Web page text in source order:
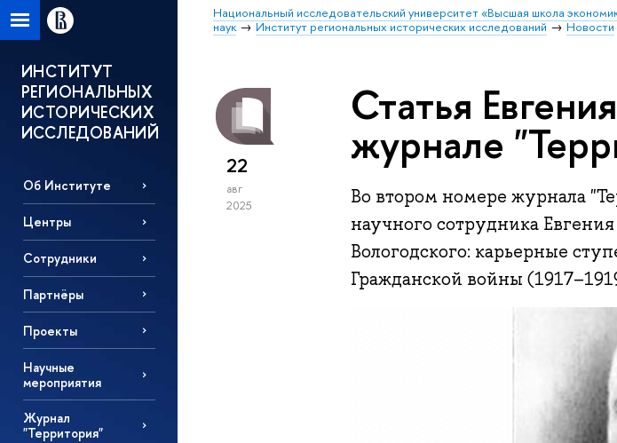
Национальный исследовательский университет «Высшая школа
наук
Институт региональных исторических исследований Новости
ИНСТИТУТ
РЕГИОНАЛЬНЫХ
ИСТОРИЧЕСКИХ
ИССЛЕДОВАНИЙ
Об Институте
Центры
Сотрудники
Партнёры
Проекты
Научные
мероприятия
Журнал
"Территория"
22
авг
2025
Статья
журнале
Во втором номере журнала
научного сотрудника
Вологодского: карьерные
Гражданской войны